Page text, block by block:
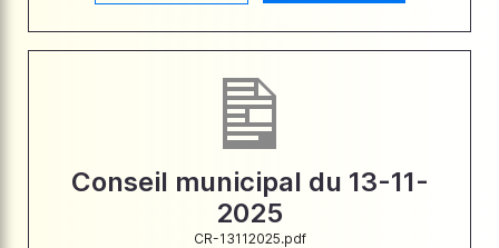
Conseil municipal du 13-11-
2025
CR-13112025.pdf